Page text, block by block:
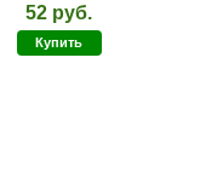
52 руб.
Купить